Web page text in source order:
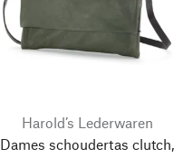
Harold’s Lederwaren
Dames schoudertas clutch,